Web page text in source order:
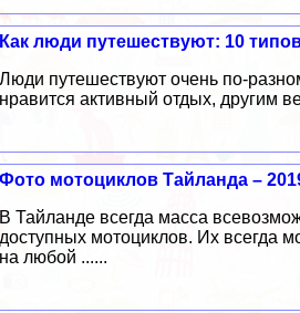
Как люди путешествуют: 10
Люди путешествуют очень по-
нравится активный отдых, другим
Фото мотоциклов Тайланда –
В Тайланде всегда масса
доступных мотоциклов. Их всегда
на любой ......